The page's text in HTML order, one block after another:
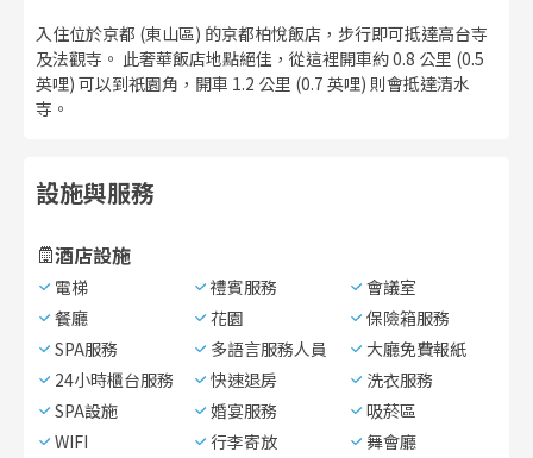
入住位於京都 (東山區) 的京都柏悅飯店，步行即可抵達高台寺
及法觀寺。 此奢華飯店地點絕佳，從這裡開車約 0.8 公里 (0.5
英哩) 可以到祇園角，開車 1.2 公里 (0.7 英哩) 則會抵達清水
寺。
設施與服務
酒店設施
電梯 禮賓服務
會議室
餐廳
花園
保險箱服務
SPA服務
多語言服務人員
大廳免費報紙
24小時櫃台服務
快速退房
洗衣服務
SPA設施
婚宴服務
吸菸區
WIFI
行李寄放
舞會廳